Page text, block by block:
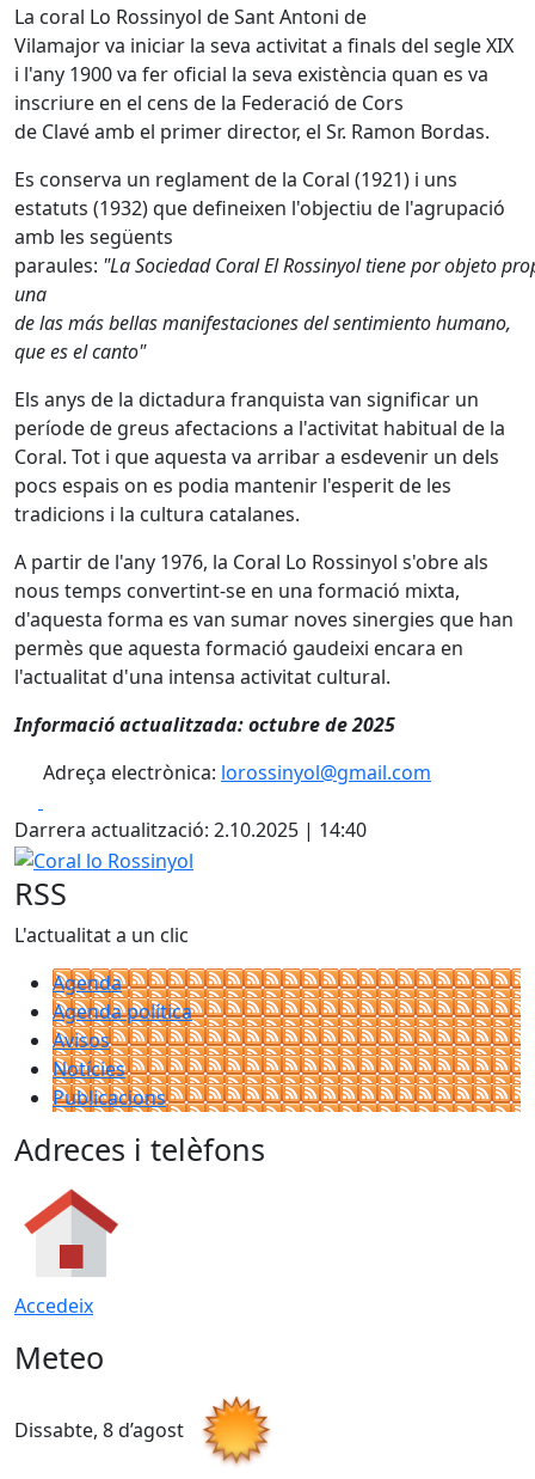
La coral Lo Rossinyol de Sant Antoni de
Vilamajor va iniciar la seva activitat a finals del segle XIX
i l'any 1900 va fer oficial la seva existència quan es va
inscriure en el cens de la Federació de Cors
de Clavé amb el primer director, el Sr. Ramon Bordas.
Es conserva un reglament de la Coral (1921) i uns
estatuts (1932) que defineixen l'objectiu de l'agrupació
amb les següents
paraules: "La Sociedad Coral El Rossinyol tiene por objeto
una
de las más bellas manifestaciones del sentimiento humano,
que es el canto"
Els anys de la dictadura franquista van significar un
període de greus afectacions a l'activitat habitual de la
Coral. Tot i que aquesta va arribar a esdevenir un dels
pocs espais on es podia mantenir l'esperit de les
tradicions i la cultura catalanes.
A partir de l'any 1976, la Coral Lo Rossinyol s'obre als
nous temps convertint-se en una formació mixta,
d'aquesta forma es van sumar noves sinergies que han
permès que aquesta formació gaudeixi encara en
l'actualitat d'una intensa activitat cultural.
Informació actualitzada: octubre de 2025
Adreça electrònica: lorossinyol@gmail.com
Darrera actualització: 2.10.2025 | 14:40
Coral lo Rossinyol
RSS
L'actualitat a un clic
Agenda
Agenda política
Avisos
Notícies
Publicacions
Adreces i telèfons
Accedeix
Meteo
Dissabte, 8 d’agost